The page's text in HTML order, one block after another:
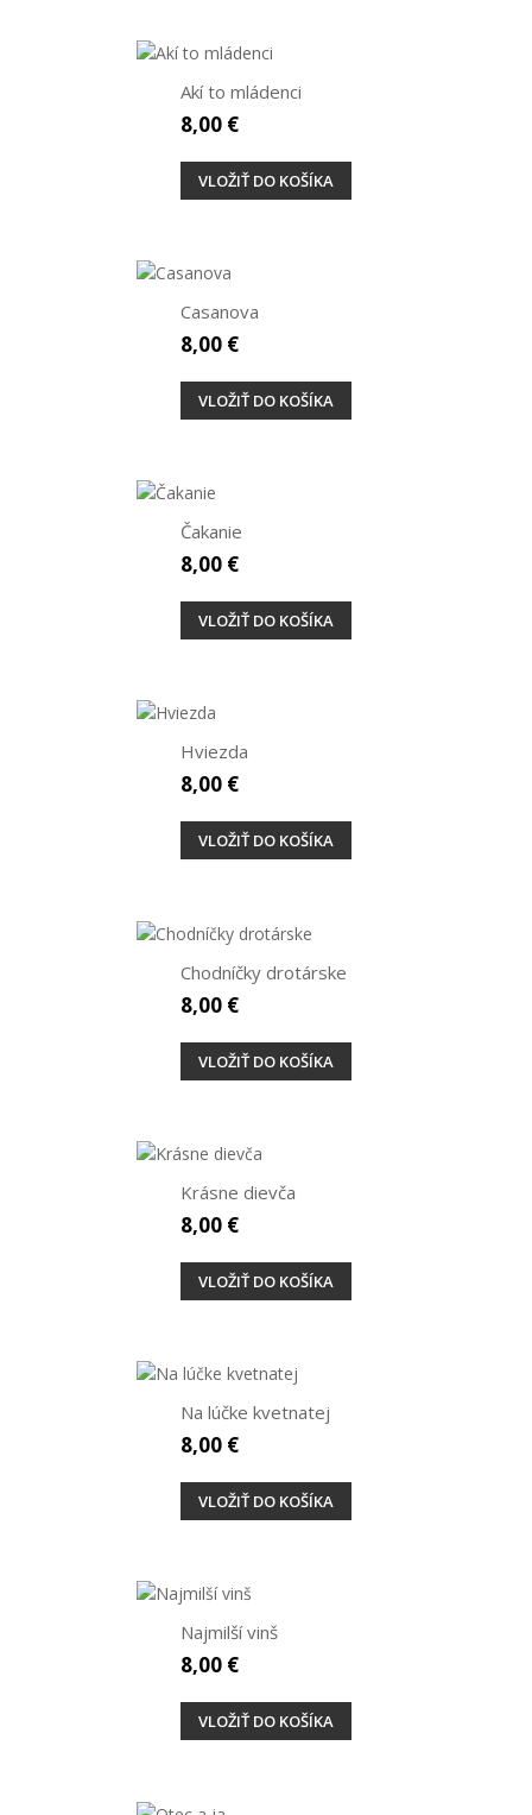
Akí to mládenci
8,00 €
VLOŽIŤ DO KOŠÍKA
Casanova
8,00 €
VLOŽIŤ DO KOŠÍKA
Čakanie
8,00 €
VLOŽIŤ DO KOŠÍKA
Hviezda
8,00 €
VLOŽIŤ DO KOŠÍKA
Chodníčky drotárske
8,00 €
VLOŽIŤ DO KOŠÍKA
Krásne dievča
8,00 €
VLOŽIŤ DO KOŠÍKA
Na lúčke kvetnatej
8,00 €
VLOŽIŤ DO KOŠÍKA
Najmilší vinš
8,00 €
VLOŽIŤ DO KOŠÍKA